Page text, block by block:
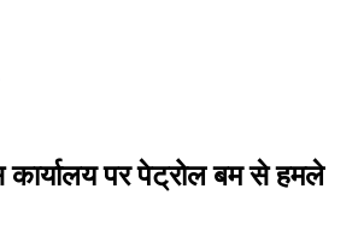
पर पेट्रोल बम से हमले